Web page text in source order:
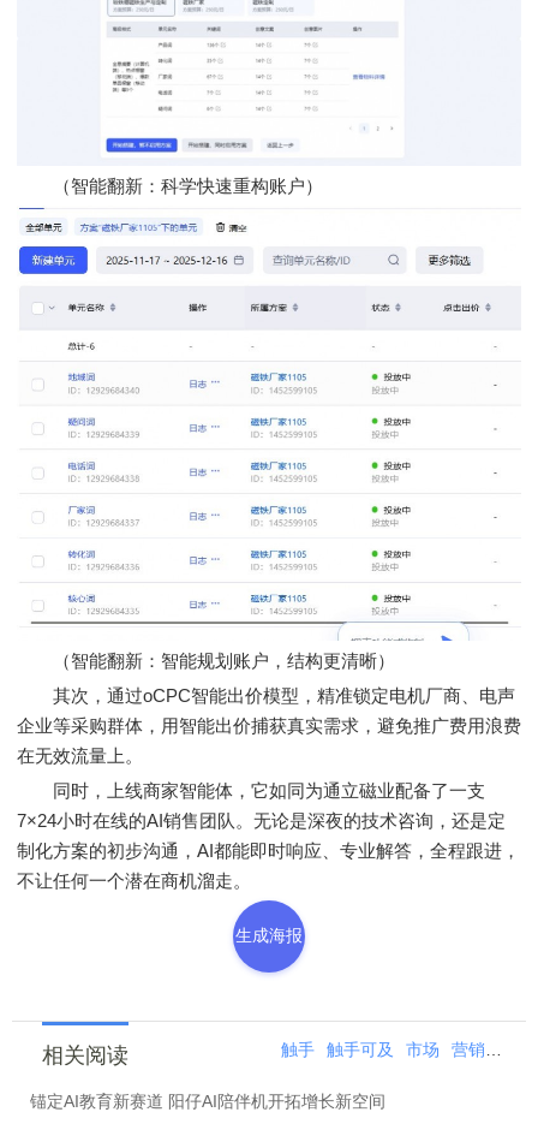
（智能翻新：科学快速重构账户）
（智能翻新：智能规划账户，结构更清晰）
其次，通过oCPC智能出价模型，精准锁定电机厂商、电声
企业等采购群体，用智能出价捕获真实需求，避免推广费用浪费
在无效流量上。
同时，上线商家智能体，它如同为通立磁业配备了一支
7×24小时在线的AI销售团队。无论是深夜的技术咨询，还是定
制化方案的初步沟通，AI都能即时响应、专业解答，全程跟进，
不让任何一个潜在商机溜走。
生成海报
相关阅读 触手 触手可及 市场 营销
锚定AI教育新赛道 阳仔AI陪伴机开拓增长新空间